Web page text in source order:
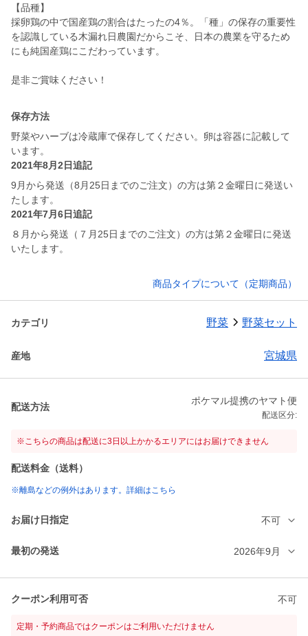
【品種】
採卵鶏の中で国産鶏の割合はたったの4％。「種」の保存の重要性
を認識している木漏れ日農園だからこそ、日本の農業を守るため
にも純国産鶏にこだわっています。
是非ご賞味ください！
保存方法
野菜やハーブは冷蔵庫で保存してください。卵は容器に記載して
います。
2021年8月2日追記
9月から発送（8月25日までのご注文）の方は第２金曜日に発送い
たします。
2021年7月6日追記
８月から発送（７月25日までのご注文）の方は第２金曜日に発送
いたします。
商品タイプについて（定期商品）
カテゴリ 野菜 野菜セット
産地 宮城県
配送方法
ポケマル提携のヤマト便
配送区分:
※こちらの商品は配送に3日以上かかるエリアにはお届けできません
配送料金（送料）
※離島などの例外はあります。詳細はこちら
お届け日指定 不可
最初の発送 2026年9月
クーポン利用可否 不可
定期・予約商品ではクーポンはご利用いただけません